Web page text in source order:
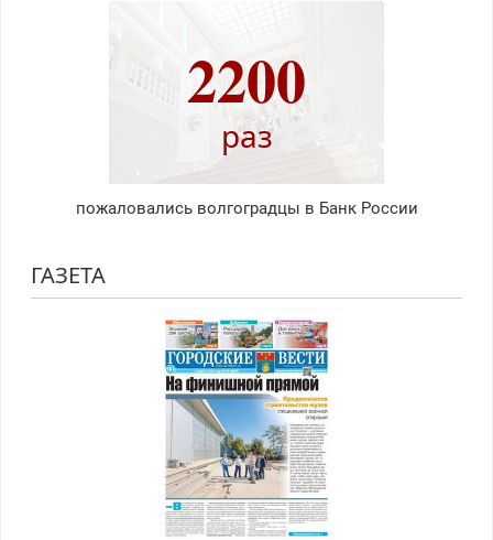
2200
раз
пожаловались волгоградцы в Банк России
ГАЗЕТА